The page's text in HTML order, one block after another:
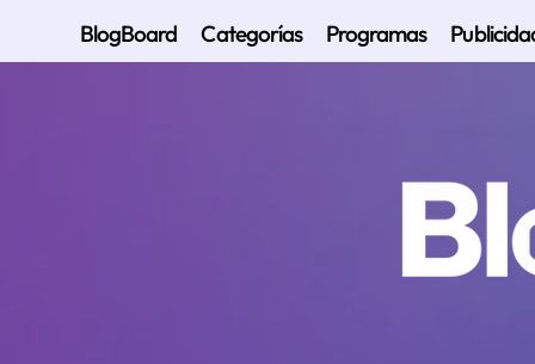
BlogBoard Categorías Programas